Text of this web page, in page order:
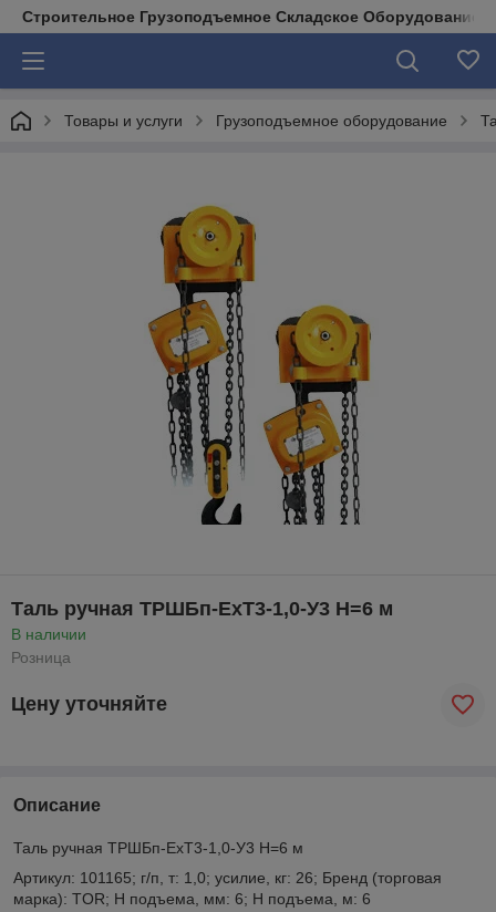
Строительное Грузоподъемное Складское Оборудование
Товары и услуги Грузоподъемное оборудование
Таль ручная ТРШБп-ЕхТ3-1,0-У3 Н=6 м
В наличии
Розница
Цену уточняйте
Описание
Таль ручная ТРШБп-ЕхТ3-1,0-У3 Н=6 м
Артикул: 101165; г/п, т: 1,0; усилие, кг: 26; Бренд (торговая
марка): TOR; Н подъема, мм: 6; Н подъема, м: 6